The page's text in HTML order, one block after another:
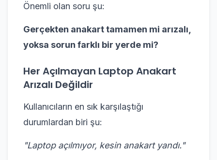
Önemli olan soru şu:
Gerçekten anakart tamamen mi arızalı,
yoksa sorun farklı bir yerde mi?
Her Açılmayan Laptop Anakart
Arızalı Değildir
Kullanıcıların en sık karşılaştığı
durumlardan biri şu:
"Laptop açılmıyor, kesin anakart yandı."